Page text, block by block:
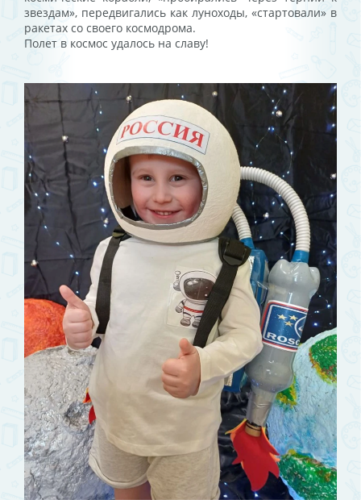
звездам», передвигались как луноходы, «стартовали» в
ракетах со своего космодрома.
Полет в космос удалось на славу!